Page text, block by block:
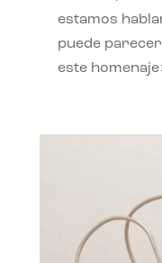
estamos
puede
este